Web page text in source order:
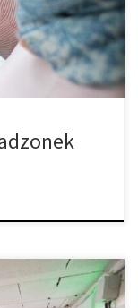
rozpoczyna
liście […]